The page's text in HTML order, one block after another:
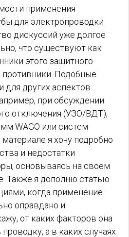
применения
для электропроводки
дискуссий уже долгое
что существуют как
этого защитного
противники. Подобные
для других аспектов
при обсуждении
отключения (УЗО/ВДТ),
WAGO или систем
я хочу подробно
и недостатки
основываясь на своем
Также я дополню статью
когда применение
оправдано и
от каких факторов она
а в каких случаях